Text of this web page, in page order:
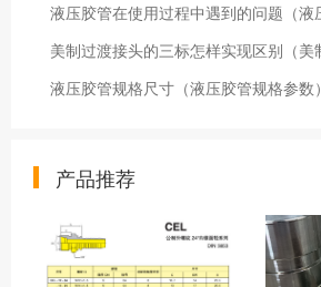
液压胶管规格尺寸（液压胶管规格参数）
产品推荐